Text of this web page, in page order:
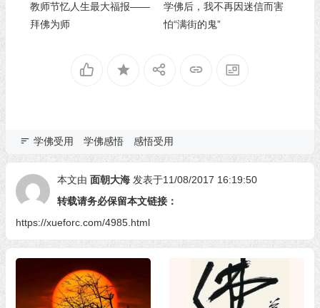
教师节忆人生最大福报——
拜佛为师
学佛后，我不再因迷信而害
怕“满街的鬼”
学佛受用 学佛感悟 感悟受用
本文由 面朝大海 发表于11/08/2017 16:19:50
转载请务必保留本文链接：
https://xueforc.com/4985.html